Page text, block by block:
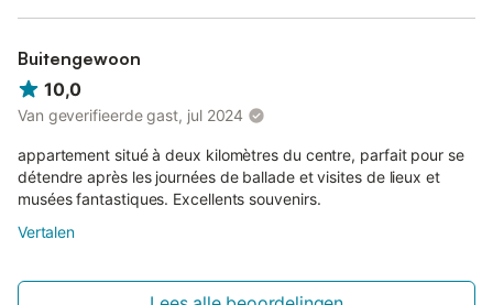
Buitengewoon
10,0
Van geverifieerde gast, jul 2024
appartement situé à deux kilomètres du centre, parfait pour se
détendre après les journées de ballade et visites de lieux et
musées fantastiques. Excellents souvenirs.
Vertalen